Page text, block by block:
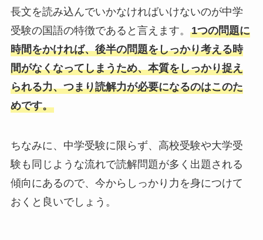
長文を読み込んでいかなければいけないのが中学
受験の国語の特徴であると言えます。 1つの問題に
時間をかければ、後半の問題をしっかり考える時
間がなくなってしまうため、本質をしっかり捉え
られる力、つまり読解力が必要になるのはこのた
めです。
ちなみに、中学受験に限らず、高校受験や大学受
験も同じような流れで読解問題が多く出題される
傾向にあるので、今からしっかり力を身につけて
おくと良いでしょう。